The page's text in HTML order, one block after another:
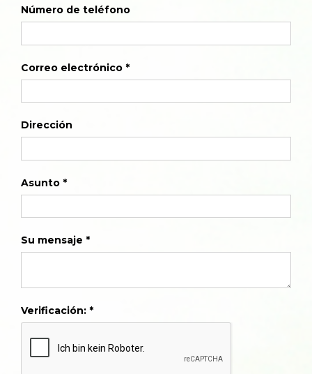
Número de teléfono
Correo electrónico
Dirección
Asunto
Su mensaje
Verificación: